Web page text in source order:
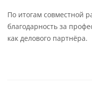
По итогам совместной
благодарность за
как делового партнёра.